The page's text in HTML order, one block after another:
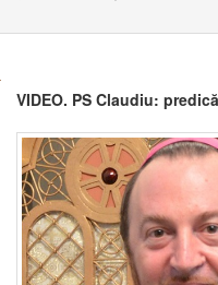
VIDEO. PS Claudiu: